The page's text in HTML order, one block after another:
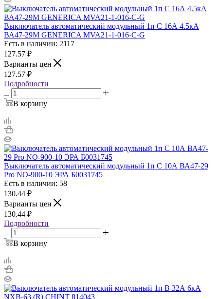
Выключатель автоматический модульный 1п C 16А 4.5кА
ВА47-29М GENERICA MVA21-1-016-C-G
Есть в наличии: 2117
127.57 ₽
Варианты цен
127.57 ₽
Подробности
В корзину
Выключатель автоматический модульный 1п C 10А ВА47-29
Pro NO-900-10 ЭРА Б0031745
Есть в наличии: 58
130.44 ₽
Варианты цен
130.44 ₽
Подробности
В корзину